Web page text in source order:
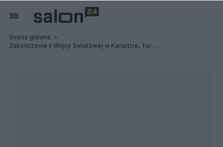
Strona główna
Zakończenie II Wojny Światowej w Kanadzie, Toronto zdjęcia